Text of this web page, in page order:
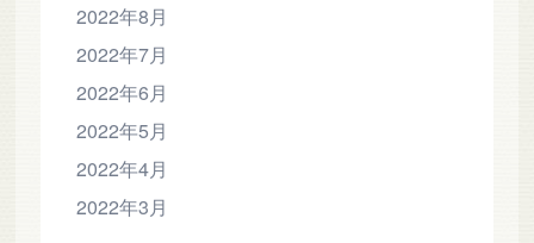
2022年8月
2022年7月
2022年6月
2022年5月
2022年4月
2022年3月